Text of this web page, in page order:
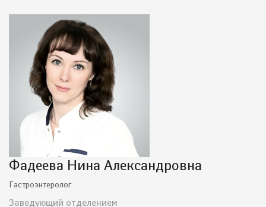
Фадеева Нина Александровна
Гастроэнтеролог
Заведующий отделением